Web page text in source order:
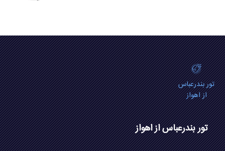
تور بندرعباس
از اهواز
تور بندرعباس از اهواز